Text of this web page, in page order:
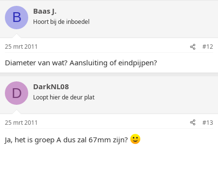
B Baas J.
Hoort bij de inboedel
25 mrt 2011 #12
Diameter van wat? Aansluiting of eindpijpen?
D DarkNL08
Loopt hier de deur plat
25 mrt 2011 #13
Ja, het is groep A dus zal 67mm zijn?